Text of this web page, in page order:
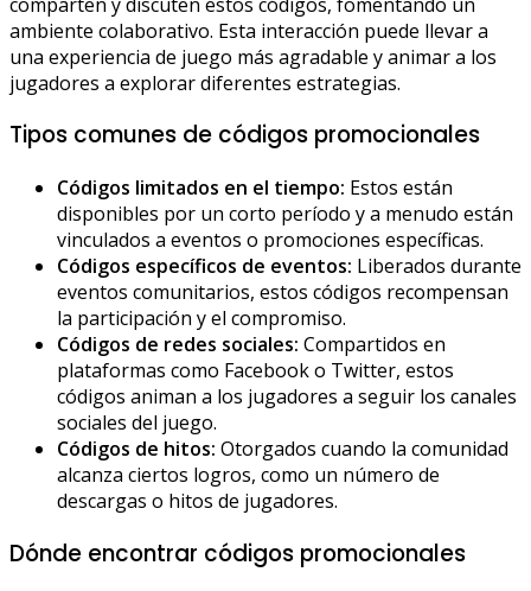
ambiente colaborativo. Esta interacción puede llevar a
una experiencia de juego más agradable y animar a los
jugadores a explorar diferentes estrategias.
Tipos comunes de códigos promocionales
Códigos limitados en el tiempo: Estos están
disponibles por un corto período y a menudo están
vinculados a eventos o promociones específicas.
Códigos específicos de eventos: Liberados durante
eventos comunitarios, estos códigos recompensan
la participación y el compromiso.
Códigos de redes sociales: Compartidos en
plataformas como Facebook o Twitter, estos
códigos animan a los jugadores a seguir los canales
sociales del juego.
Códigos de hitos: Otorgados cuando la comunidad
alcanza ciertos logros, como un número de
descargas o hitos de jugadores.
Dónde encontrar códigos promocionales